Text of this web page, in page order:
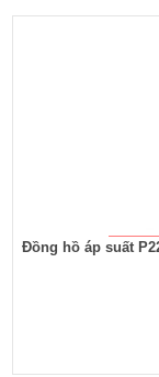
Đồng hồ áp suất